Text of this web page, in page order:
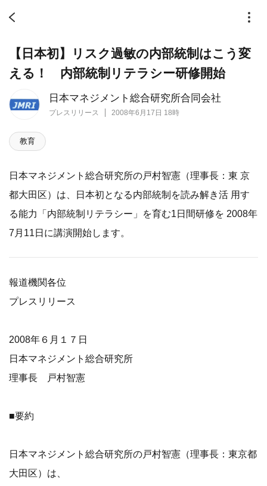
日本マネジメント総合研究所合同会社
プレスリリース 2008年6月17日 18時
【日本初】リスク過敏の内部統制はこう変
える！ 内部統制リテラシー研修開始
教育
日本マネジメント総合研究所の戸村智憲（理事長：東 京
都大田区）は、日本初となる内部統制を読み解き活 用す
る能力「内部統制リテラシー」を育む1日間研修を 2008年
7月11日に講演開始します。
報道機関各位
プレスリリース
2008年６月１７日
日本マネジメント総合研究所
理事長 戸村智憲
■要約
日本マネジメント総合研究所の戸村智憲（理事長：東京都
大田区）は、